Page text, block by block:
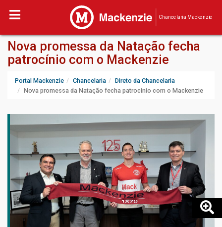
Chancelaria Mackenzie
Nova promessa da Natação fecha
patrocínio com o Mackenzie
Portal Mackenzie Chancelaria
Direto da Chancelaria
Nova promessa da Natação fecha patrocínio com o Mackenzie